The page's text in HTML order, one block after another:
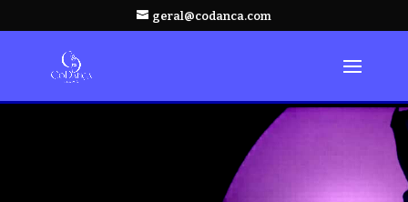
geral@codanca.com